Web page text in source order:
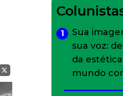
1
Sua
sua voz:
da
mundo